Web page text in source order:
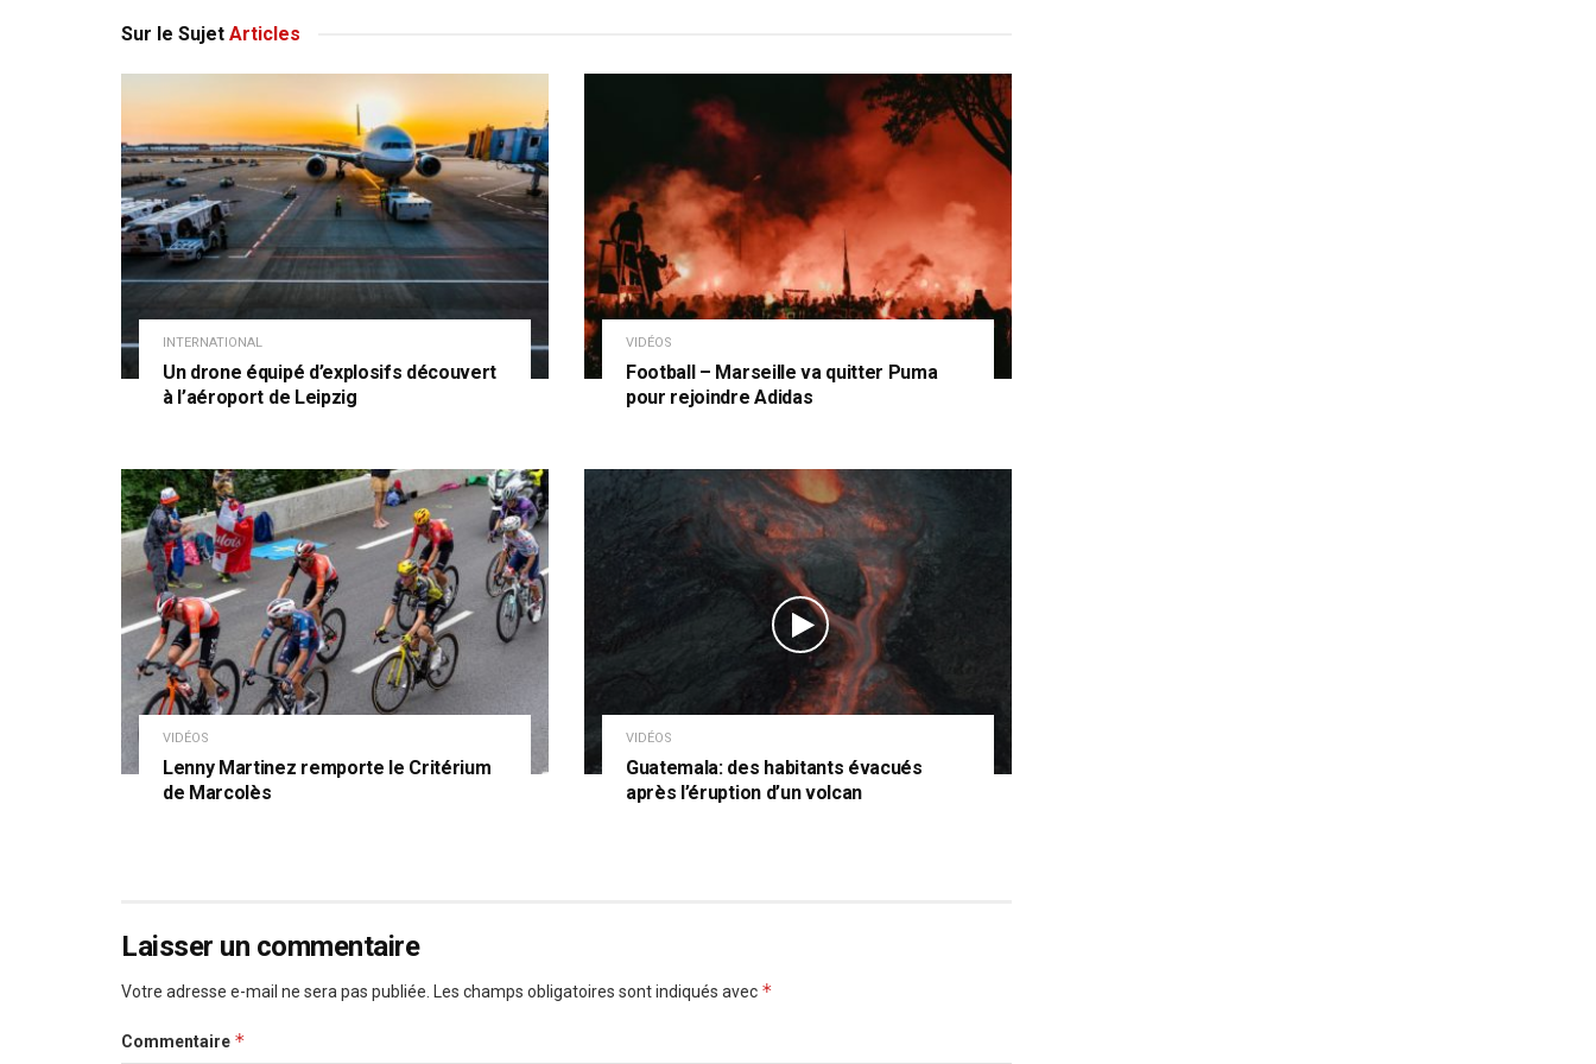
Sur le Sujet Articles
INTERNATIONAL
Un drone équipé d’explosifs découvert
à l’aéroport de Leipzig
VIDÉOS
Football – Marseille va quitter Puma
pour rejoindre Adidas
VIDÉOS
Lenny Martinez remporte le Critérium
de Marcolès
VIDÉOS
Guatemala: des habitants évacués
après l’éruption d’un volcan
Laisser un commentaire
Votre adresse e-mail ne sera pas publiée. Les champs obligatoires sont indiqués avec *
Commentaire *